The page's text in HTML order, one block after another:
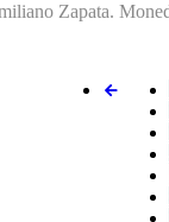
Zapata.